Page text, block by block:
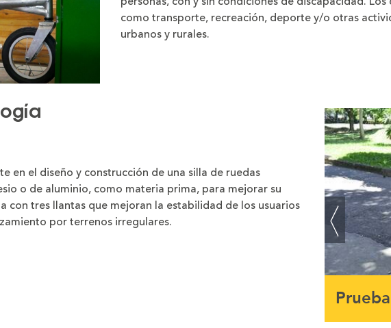
como transporte, recreación, deporte y/o otras
urbanos y rurales.
en el diseño y construcción de una silla de ruedas
o de aluminio, como materia prima, para mejorar su
con tres llantas que mejoran la estabilidad de los usuarios
por terrenos irregulares.